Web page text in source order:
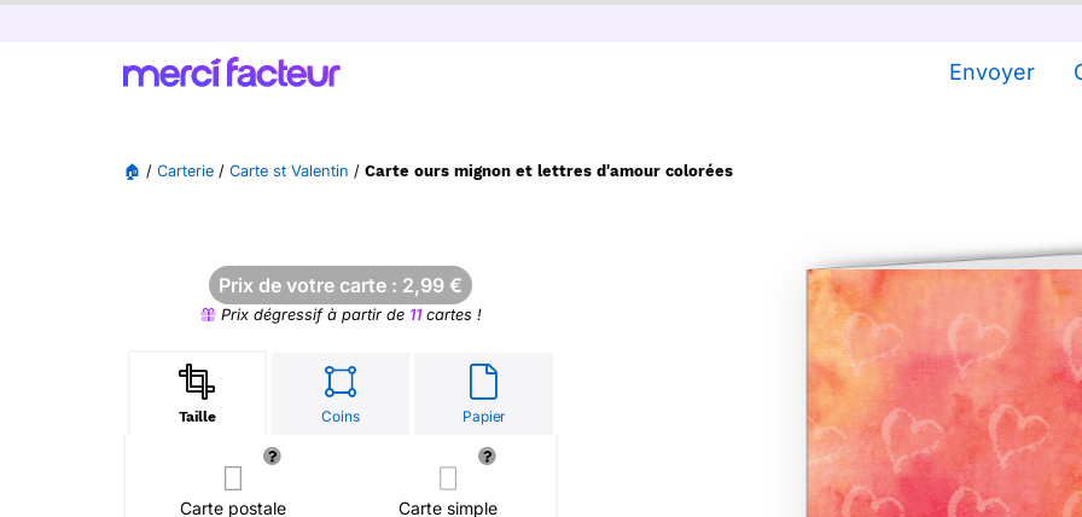
Envoyer
🏠 / Carterie / Carte st Valentin / Carte ours mignon et lettres d'amour colorées
Prix de votre carte : 2,99 €
Prix dégressif à partir de 11cartes !
Taille Coins Papier
Carte postale Carte simple